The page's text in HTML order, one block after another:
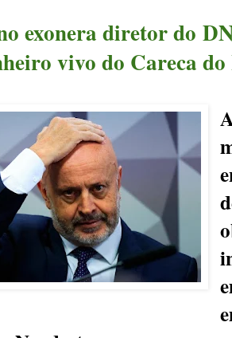
exonera diretor do
vivo do Careca do